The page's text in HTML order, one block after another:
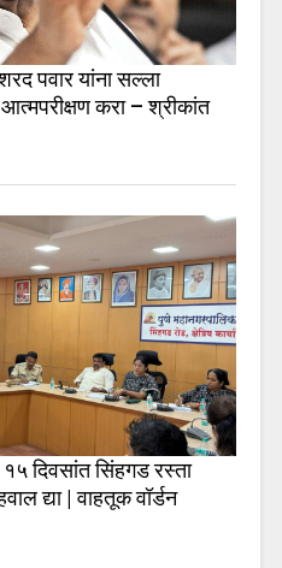
पवार यांना सल्ला
करा – श्रीकांत
दिवसांत सिंहगड रस्ता
द्या | वाहतूक वॉर्डन